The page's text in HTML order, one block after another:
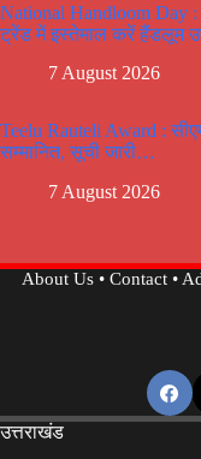
National Handloom Day
ट्रेंड में इस्तेमाल करें हैंडलूम
7 August 2026
Teelu Rauteli Award :
सम्मानित, सूची जारी…
7 August 2026
About Us• Contact•
उत्तराखंड